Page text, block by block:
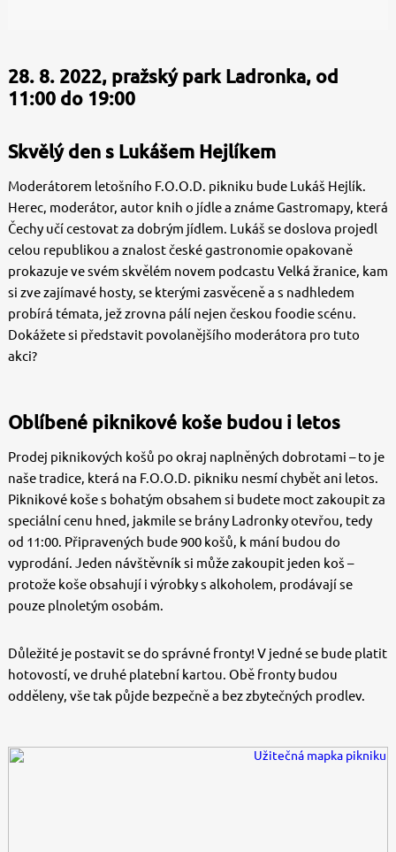
28. 8. 2022, pražský park Ladronka, od
11:00 do 19:00
Skvělý den s Lukášem Hejlíkem
Moderátorem letošního F.O.O.D. pikniku bude Lukáš Hejlík.
Herec, moderátor, autor knih o jídle a známe Gastromapy, která
Čechy učí cestovat za dobrým jídlem. Lukáš se doslova projedl
celou republikou a znalost české gastronomie opakovaně
prokazuje ve svém skvělém novem podcastu Velká žranice, kam
si zve zajímavé hosty, se kterými zasvěceně a s nadhledem
probírá témata, jež zrovna pálí nejen českou foodie scénu.
Dokážete si představit povolanějšího moderátora pro tuto
akci?
Oblíbené piknikové koše budou i letos
Prodej piknikových košů po okraj naplněných dobrotami – to je
naše tradice, která na F.O.O.D. pikniku nesmí chybět ani letos.
Piknikové koše s bohatým obsahem si budete moct zakoupit za
speciální cenu hned, jakmile se brány Ladronky otevřou, tedy
od 11:00. Připravených bude 900 košů, k mání budou do
vyprodání. Jeden návštěvník si může zakoupit jeden koš –
protože koše obsahují i výrobky s alkoholem, prodávají se
pouze plnoletým osobám.
Důležité je postavit se do správné fronty! V jedné se bude platit
hotovostí, ve druhé platební kartou. Obě fronty budou
odděleny, vše tak půjde bezpečně a bez zbytečných prodlev.